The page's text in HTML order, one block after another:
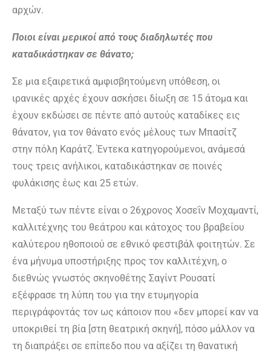
αρχών.
Ποιοι είναι μερικοί από τους διαδηλωτές που
καταδικάστηκαν σε θάνατο;
Σε μια εξαιρετικά αμφισβητούμενη υπόθεση, οι
ιρανικές αρχές έχουν ασκήσει δίωξη σε 15 άτομα και
έχουν εκδώσει σε πέντε από αυτούς καταδίκες εις
θάνατον, για τον θάνατο ενός μέλους των Μπασίτζ
στην πόλη Καράτζ. Έντεκα κατηγορούμενοι, ανάμεσά
τους τρεις ανήλικοι, καταδικάστηκαν σε ποινές
φυλάκισης έως και 25 ετών.
Μεταξύ των πέντε είναι ο 26χρονος Χοσεΐν Μοχαμαντί,
καλλιτέχνης του θεάτρου και κάτοχος του βραβείου
καλύτερου ηθοποιού σε εθνικό φεστιβάλ φοιτητών. Σε
ένα μήνυμα υποστήριξης προς τον καλλιτέχνη, ο
διεθνώς γνωστός σκηνοθέτης Σαγίντ Ρουσατί
εξέφρασε τη λύπη του για την ετυμηγορία
περιγράφοντάς τον ως κάποιον που «δεν μπορεί καν να
υποκριθεί τη βία [στη θεατρική σκηνή], πόσο μάλλον να
τη διαπράξει σε επίπεδο που να αξίζει τη θανατική